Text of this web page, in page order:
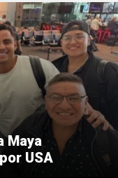
Maya
USA